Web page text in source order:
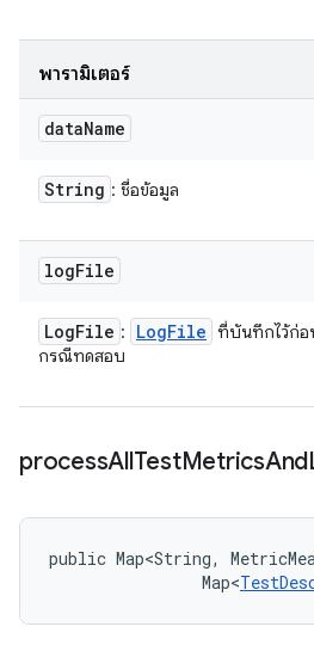
พารามิเตอร์
dataName
String : ชื่อข้อมูล
logFile
LogFile : LogFile ที่บันทึกไว้ก่อ
กรณีทดสอบ
processAllTestMetricsAnd
public Map<String,
                Map<